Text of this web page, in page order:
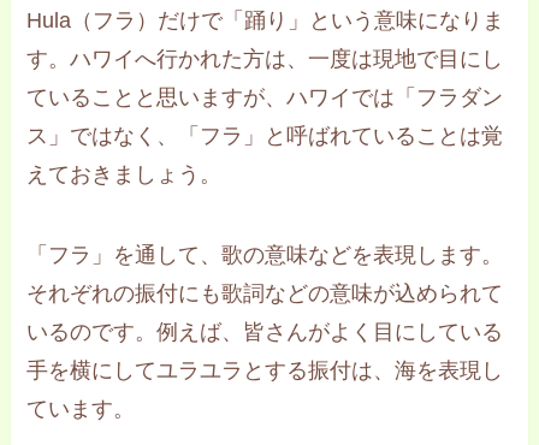
Hula（フラ）だけで「踊り」という意味になりま
す。ハワイへ行かれた方は、一度は現地で目にし
ていることと思いますが、ハワイでは「フラダン
ス」ではなく、「フラ」と呼ばれていることは覚
えておきましょう。
「フラ」を通して、歌の意味などを表現します。
それぞれの振付にも歌詞などの意味が込められて
いるのです。例えば、皆さんがよく目にしている
手を横にしてユラユラとする振付は、海を表現し
ています。